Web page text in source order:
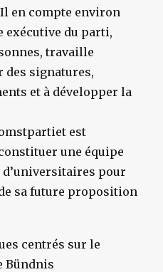
en compte environ
exécutive du parti,
travaille
des signatures,
et à développer la
est
une équipe
d’universitaires pour
sa future proposition
centrés sur le
Bündnis